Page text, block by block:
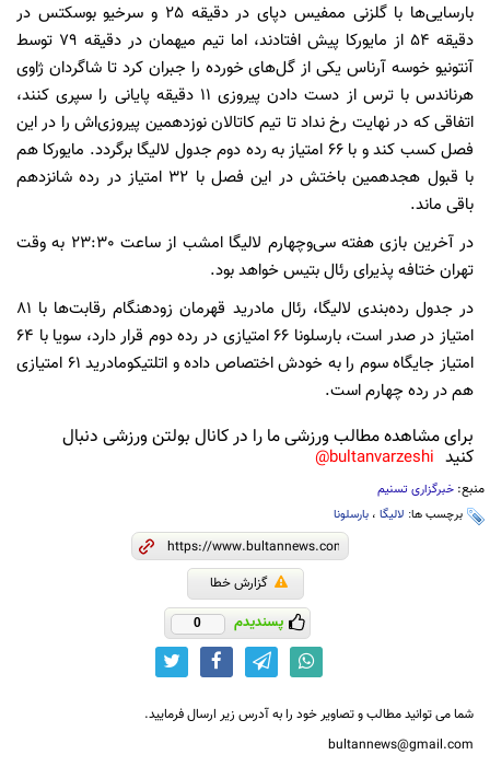
بارسایی‌ها با گلزنی ممفیس دپای در دقیقه 25 و سرخیو بوسکتس در
دقیقه 54 از مایورکا پیش افتادند، اما تیم میهمان در دقیقه 79 توسط
آنتونیو خوسه آرناس یکی از گل‌های خورده را جبران کرد تا شاگردان ژاوی
هرناندس با ترس از دست دادن پیروزی 11 دقیقه پایانی را سپری کنند،
اتفاقی که در نهایت رخ نداد تا تیم کاتالان نوزدهمین پیروزی‌اش را در این
فصل کسب کند و با 66 امتیاز به رده دوم جدول لالیگا برگردد. مایورکا هم
با قبول هجدهمین باختش در این فصل با 32 امتیاز در رده شانزدهم
باقی ماند.
در آخرین بازی هفته سی‌و‌چهارم لالیگا امشب از ساعت 23:30 به وقت
تهران ختافه پذیرای رئال بتیس خواهد بود.
در جدول رده‌بندی لالیگا، رئال مادرید قهرمان زودهنگام رقابت‌ها با 81
امتیاز در صدر است، بارسلونا 66 امتیازی در رده دوم قرار دارد، سویا با 64
امتیاز جایگاه سوم را به خودش اختصاص داده و اتلتیکومادرید 61 امتیازی
هم در رده چهارم است.
برای مشاهده مطالب ورزشی ما را در کانال بولتن ورزشی دنبال
کنید bultanvarzeshi@
منبع: خبرگزاری تسنیم
برچسب ها: لالیگا ، بارسلونا
گزارش خطا
پسندیدم 0
شما می توانید مطالب و تصاویر خود را به آدرس زیر ارسال فرمایید.
bultannews@gmail.com